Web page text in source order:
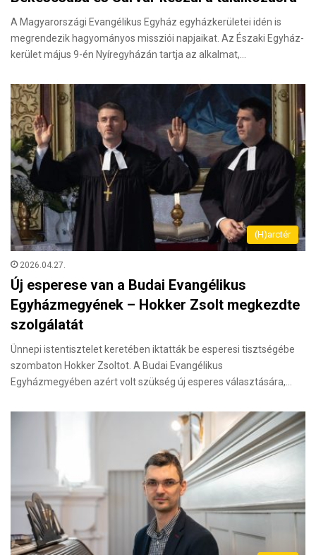
A Ma­gyar­or­szá­gi Evan­gé­li­kus Egy­ház egy­ház­ke­rü­le­tei idén is
meg­ren­de­zik ha­gyo­má­nyos misszi­ói nap­ja­i­kat. Az Észa­ki Egy­ház­
ke­rü­let május 9-én Nyír­egy­há­zán tart­ja az al­kal­mat,…
(H)arctér
2026.04.27.
Új esperese van a Budai Evangélikus
Egyházmegyének – Hokker Zsolt megkezdte
szolgálatát
Ünnepi istentisztelet keretében iktatták be esperesi tisztségébe
szombaton Hokker Zsoltot. A Budai Evangélikus
Egyházmegyében azért volt szükség új esperes választására,…